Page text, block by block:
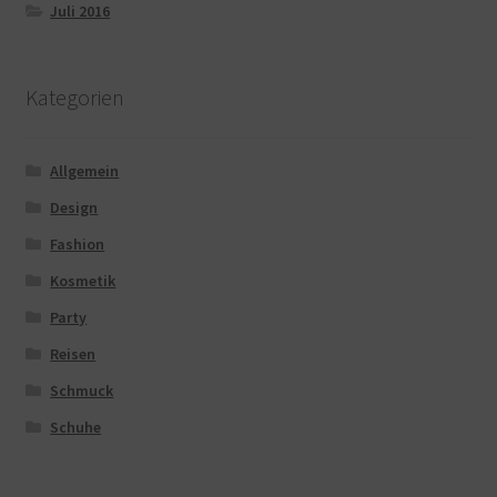
Juli 2016
Kategorien
Allgemein
Design
Fashion
Kosmetik
Party
Reisen
Schmuck
Schuhe